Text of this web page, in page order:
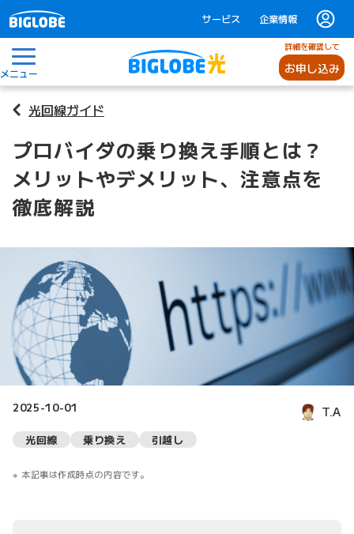
サービス 企業情報
メニュー
詳細を確認して
お申し込み
光回線ガイド
プロバイダの乗り換え手順とは？
メリットやデメリット、注意点を
徹底解説
2025-10-01 T.A
光回線 乗り換え 引越し
本記事は作成時点の内容です。